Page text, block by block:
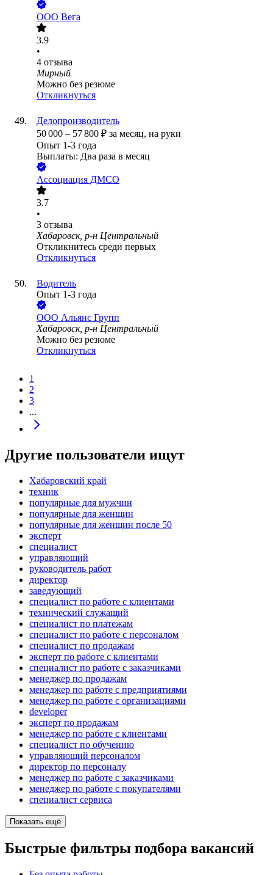
ООО Вега
3.9
•
4 отзыва
Мирный
Можно без резюме
Откликнуться
Делопроизводитель
50 000 – 57 800 ₽ за месяц, на руки
Опыт 1-3 года
Выплаты: Два раза в месяц
Ассоциация ДМСО
3.7
•
3 отзыва
Хабаровск, р-н Центральный
Откликнитесь среди первых
Откликнуться
Водитель
Опыт 1-3 года
ООО Альянс Групп
Хабаровск, р-н Центральный
Можно без резюме
Откликнуться
1
2
3
...
Другие пользователи ищут
Хабаровский край
техник
популярные для мужчин
популярные для женщин
популярные для женщин после 50
эксперт
специалист
управляющий
руководитель работ
директор
заведующий
специалист по работе с клиентами
технический служащий
специалист по платежам
специалист по работе с персоналом
специалист по продажам
эксперт по работе с клиентами
специалист по работе с заказчиками
менеджер по продажам
менеджер по работе с предприятиями
менеджер по работе с организациями
developer
эксперт по продажам
менеджер по работе с клиентами
специалист по обучению
управляющий персоналом
директор по персоналу
менеджер по работе с заказчиками
менеджер по работе с покупателями
специалист сервиса
Показать ещё
Быстрые фильтры подбора вакансий